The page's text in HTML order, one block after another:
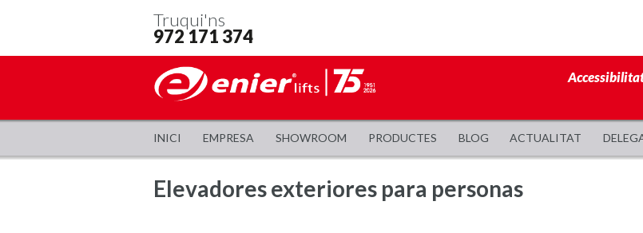
Truqui'ns
972 171 374
INICI EMPRESA SHOWROOM PRODUCTES BLOG ACTUALITAT
Elevadores exteriores para personas